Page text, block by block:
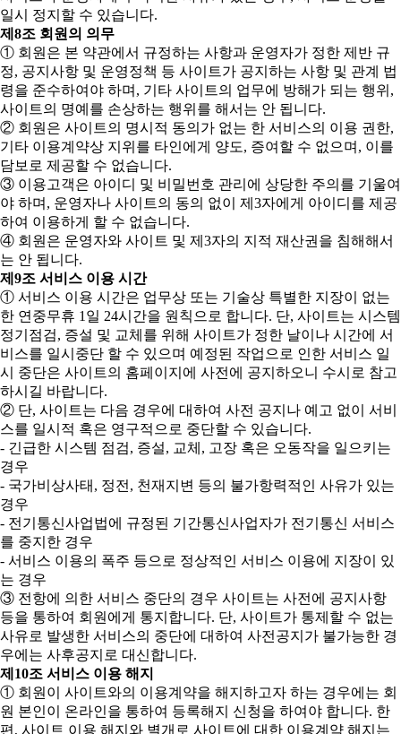
일시 정지할 수 있습니다.
제8조 회원의 의무
① 회원은 본 약관에서 규정하는 사항과 운영자가 정한 제반 규
정, 공지사항 및 운영정책 등 사이트가 공지하는 사항 및 관계 법
령을 준수하여야 하며, 기타 사이트의 업무에 방해가 되는 행위,
사이트의 명예를 손상하는 행위를 해서는 안 됩니다.
② 회원은 사이트의 명시적 동의가 없는 한 서비스의 이용 권한,
기타 이용계약상 지위를 타인에게 양도, 증여할 수 없으며, 이를
담보로 제공할 수 없습니다.
③ 이용고객은 아이디 및 비밀번호 관리에 상당한 주의를 기울여
야 하며, 운영자나 사이트의 동의 없이 제3자에게 아이디를 제공
하여 이용하게 할 수 없습니다.
④ 회원은 운영자와 사이트 및 제3자의 지적 재산권을 침해해서
는 안 됩니다.
제9조 서비스 이용 시간
① 서비스 이용 시간은 업무상 또는 기술상 특별한 지장이 없는
한 연중무휴 1일 24시간을 원칙으로 합니다. 단, 사이트는 시스템
정기점검, 증설 및 교체를 위해 사이트가 정한 날이나 시간에 서
비스를 일시중단 할 수 있으며 예정된 작업으로 인한 서비스 일
시 중단은 사이트의 홈페이지에 사전에 공지하오니 수시로 참고
하시길 바랍니다.
② 단, 사이트는 다음 경우에 대하여 사전 공지나 예고 없이 서비
스를 일시적 혹은 영구적으로 중단할 수 있습니다.
- 긴급한 시스템 점검, 증설, 교체, 고장 혹은 오동작을 일으키는
경우
- 국가비상사태, 정전, 천재지변 등의 불가항력적인 사유가 있는
경우
- 전기통신사업법에 규정된 기간통신사업자가 전기통신 서비스
를 중지한 경우
- 서비스 이용의 폭주 등으로 정상적인 서비스 이용에 지장이 있
는 경우
③ 전항에 의한 서비스 중단의 경우 사이트는 사전에 공지사항
등을 통하여 회원에게 통지합니다. 단, 사이트가 통제할 수 없는
사유로 발생한 서비스의 중단에 대하여 사전공지가 불가능한 경
우에는 사후공지로 대신합니다.
제10조 서비스 이용 해지
① 회원이 사이트와의 이용계약을 해지하고자 하는 경우에는 회
원 본인이 온라인을 통하여 등록해지 신청을 하여야 합니다. 한
편, 사이트 이용 해지와 별개로 사이트에 대한 이용계약 해지는